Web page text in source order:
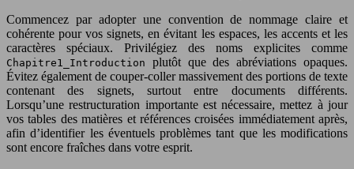
Commencez par adopter une convention de nommage claire et
cohérente pour vos signets, en évitant les espaces, les accents et les
caractères spéciaux. Privilégiez des noms explicites comme
Chapitre1_Introduction
plutôt que des abréviations opaques.
Évitez également de couper-coller massivement des portions de texte
contenant des signets, surtout entre documents différents.
Lorsqu’une restructuration importante est nécessaire, mettez à jour
vos tables des matières et références croisées immédiatement après,
afin d’identifier les éventuels problèmes tant que les modifications
sont encore fraîches dans votre esprit.